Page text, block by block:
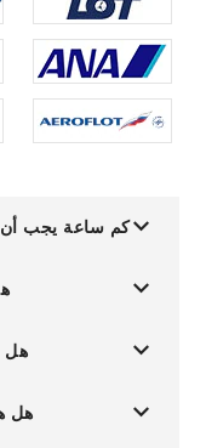
كم ساعة يجب أن
هل
هل